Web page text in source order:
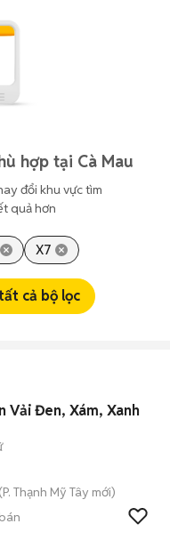
hợp tại Cà Mau
đổi khu vực tìm
quả hơn
X7
cả bộ lọc
Vải Đen, Xám, Xanh
(P. Thạnh Mỹ Tây mới)